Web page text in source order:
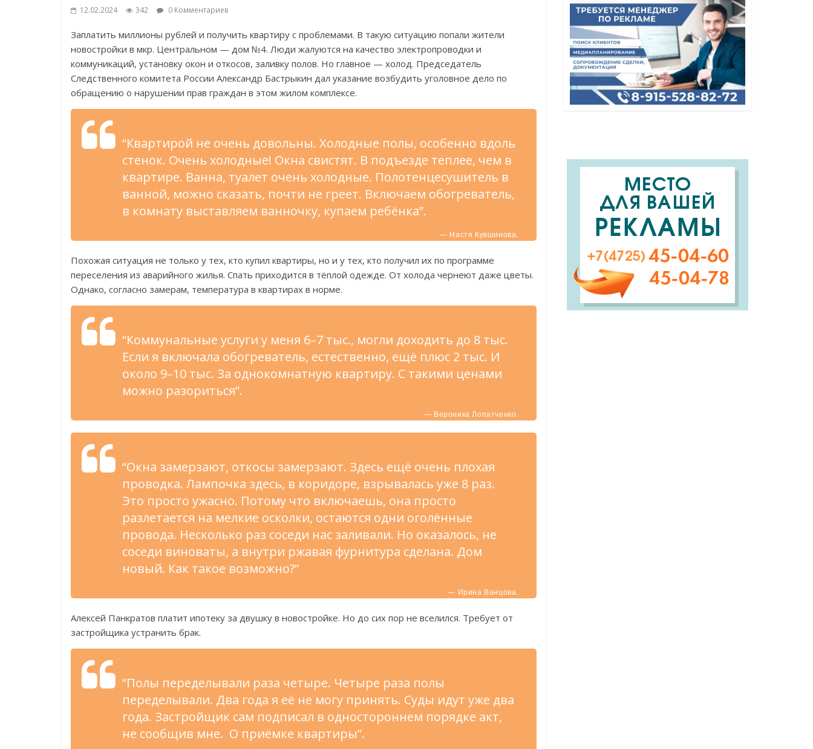
12.02.2024 342 0 Комментариев
Заплатить миллионы рублей и получить квартиру с проблемами. В такую ситуацию попали жители
новостройки в мкр. Центральном — дом №4. Люди жалуются на качество электропроводки и
коммуникаций, установку окон и откосов, заливку полов. Но главное — холод. Председатель
Следственного комитета России Александр Бастрыкин дал указание возбудить уголовное дело по
обращению о нарушении прав граждан в этом жилом комплексе.
“Квартирой не очень довольны. Холодные полы, особенно вдоль
стенок. Очень холодные! Окна свистят. В подъезде теплее, чем в
квартире. Ванна, туалет очень холодные. Полотенцесушитель в
ванной, можно сказать, почти не греет. Включаем обогреватель,
в комнату выставляем ванночку, купаем ребёнка”.
— Настя Кувшинова.
Похожая ситуация не только у тех, кто купил квартиры, но и у тех, кто получил их по программе
переселения из аварийного жилья. Спать приходится в тёплой одежде. От холода чернеют даже цветы.
Однако, согласно замерам, температура в квартирах в норме.
“Коммунальные услуги у меня 6–7 тыс., могли доходить до 8 тыс.
Если я включала обогреватель, естественно, ещё плюс 2 тыс. И
около 9–10 тыс. За однокомнатную квартиру. С такими ценами
можно разориться”.
— Вероника Лопатченко.
“Окна замерзают, откосы замерзают. Здесь ещё очень плохая
проводка. Лампочка здесь, в коридоре, взрывалась уже 8 раз.
Это просто ужасно. Потому что включаешь, она просто
разлетается на мелкие осколки, остаются одни оголённые
провода. Несколько раз соседи нас заливали. Но оказалось, не
соседи виноваты, а внутри ржавая фурнитура сделана. Дом
новый. Как такое возможно?”
— Ирина Ванцова.
Алексей Панкратов платит ипотеку за двушку в новостройке. Но до сих пор не вселился. Требует от
застройщика устранить брак.
“Полы переделывали раза четыре. Четыре раза полы
переделывали. Два года я её не могу принять. Суды идут уже два
года. Застройщик сам подписал в одностороннем порядке акт,
не сообщив мне. О приёмке квартиры”.